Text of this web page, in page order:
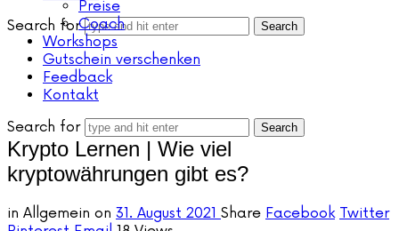
Search for
Preise
Coach
Workshops
Gutschein verschenken
Feedback
Kontakt
Search for
Krypto Lernen | Wie viel
kryptowährungen gibt es?
in Allgemein on 31. August 2021 Share Facebook Twitter